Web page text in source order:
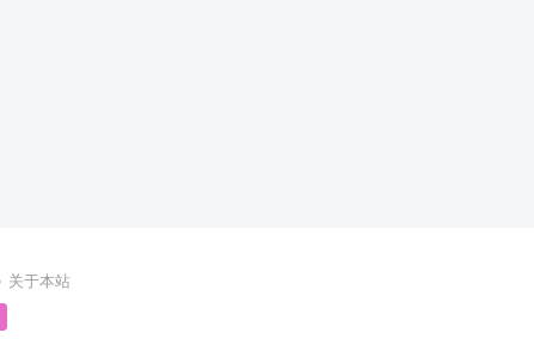
关于本站